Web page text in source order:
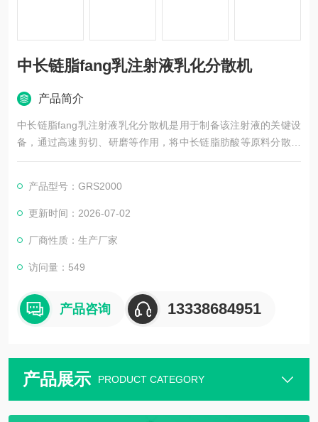
中长链脂fang乳注射液乳化分散机
产品简介
中长链脂fang乳注射液乳化分散机是用于制备该注射液的关键设
备，通过高速剪切、研磨等作用，将中长链脂肪酸等原料分散成
均匀乳滴，形成稳定乳剂。其精准控制乳化参数，保障注射液粒
产品型号：GRS2000
更新时间：2026-07-02
厂商性质：生产厂家
访问量：549
产品咨询 13338684951
产品展示 PRODUCT CATEGORY